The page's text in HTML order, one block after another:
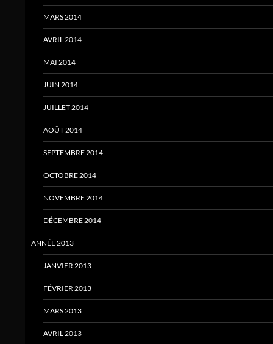
MARS 2014
AVRIL 2014
MAI 2014
JUIN 2014
JUILLET 2014
AOÛT 2014
SEPTEMBRE 2014
OCTOBRE 2014
NOVEMBRE 2014
DÉCEMBRE 2014
ANNÉE 2013
JANVIER 2013
FÉVRIER 2013
MARS 2013
AVRIL 2013